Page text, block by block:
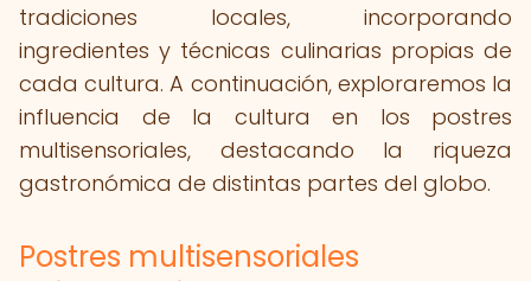
tradiciones locales, incorporando
ingredientes y técnicas culinarias propias de
cada cultura. A continuación, exploraremos la
influencia de la cultura en los postres
multisensoriales, destacando la riqueza
gastronómica de distintas partes del globo.
Postres multisensoriales